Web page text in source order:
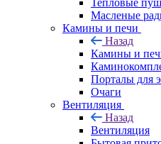
Тепловые
Масленые
Камины и печи
Назад
Камины и
Порталы для
Очаги
Вентиляция
Назад
Вентиляция